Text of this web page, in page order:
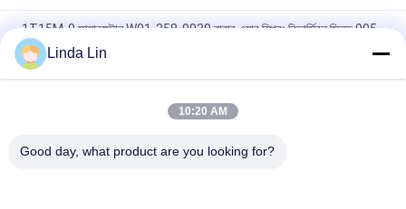
1T15M-0 ফায়ারস্টোন W01-358-9039 রাবার এয়ার স্প্রিং রিভার্সিবল স্লিভ 905-
57-085
W013588646 নিউই বাস এয়ার স্প্রিং বেলো গোল্ডেন ড্রাগন ইউটং 1T15M-2
প্রাকৃতিক রাবার 6111300390 বাস এয়ার স্প্রিং ক্রস ফায়ারস্টোন 1R2D390360
Linda Lin
10:20 AM
Good day, what product are you looking for?